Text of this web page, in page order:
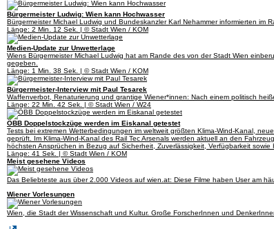
Bürgermeister Ludwig: Wien kann Hochwasser
Bürgermeister Michael Ludwig und Bundeskanzler Karl Nehammer informierten im
Länge: 2 Min. 12 Sek. | © Stadt Wien / KOM
Medien-Update zur Unwetterlage
Wiens Bürgermeister Michael Ludwig hat am Rande des von der Stadt Wien
gegeben.
Länge: 1 Min. 38 Sek. | © Stadt Wien / KOM
Bürgermeister-Interview mit Paul Tesarek
Waffenverbot, Renaturierung und grantige Wiener*innen: Nach einem politisch
Länge: 22 Min. 42 Sek. | © Stadt Wien / W24
ÖBB Doppelstockzüge werden im Eiskanal getestet
Tests bei extremen Wetterbedingungen im weltweit größten Klima-Wind-Kanal,
geprüft. Im Klima-Wind-Kanal des Rail Tec Arsenals werden aktuell an den
höchsten Ansprüchen in Bezug auf Sicherheit, Zuverlässigkeit, Verfügbarkeit
Länge: 41 Sek. | © Stadt Wien / KOM
Meist gesehene Videos
Das Beliebteste aus über 2.000 Videos auf wien.at: Diese Filme haben User am
Wiener Vorlesungen
Wien, die Stadt der Wissenschaft und Kultur. Große ForscherInnen und